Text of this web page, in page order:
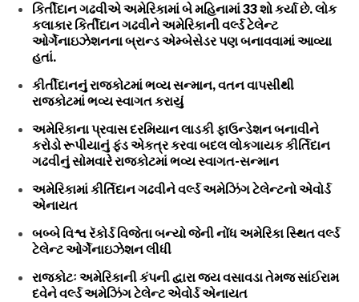
કિર્તીદાન ગઢવીએ અમેરિકામાં બે મહિનામાં 33 શો કર્યા છે. લોક
કલાકાર કિર્તીદાન ગઢવીને અમેરિકાની વર્લ્ડ ટેલેન્ટ
ઓર્ગેનાઇઝેશનના બ્રાન્ડ એમ્બેસેડર પણ બનાવવામાં આવ્યા
હતાં.
કીર્તીદાનનું રાજકોટમાં ભવ્ય સન્માન, વતન વાપસીથી
રાજકોટમાં ભવ્ય સ્વાગત કરાયું
અમેરિકાના પ્રવાસ દરમિયાન લાડકી ફાઉન્ડેશન બનાવીને
કરોડો રૂપીયાનું ફંડ એકત્ર કરવા બદલ લોકગાયક કીર્તિદાન
ગઢવીનું સોમવારે રાજકોટમાં ભવ્ય સ્વાગત-સન્માન
અમેરિકામાં કીર્તિદાન ગઢવીને વર્લ્ડ અમેઝિંગ ટેલેન્ટનો એવોર્ડ
એનાયત
બબ્બે વિશ્વ રૅકોર્ડ વિજેતા બન્યો જેની નોંધ અમેરિકા સ્થિત વર્લ્ડ
ટેલેન્ટ ઓર્ગેનાઇઝેશન લીધી
રાજકોટઃ અમેરિકાની કંપની દ્વારા જય વસાવડા તેમજ સાંઈરામ
દવેને વર્લ્ડ અમેઝિંગ ટેલેન્ટ એવોર્ડ એનાયત